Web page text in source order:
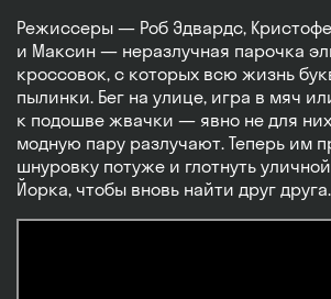
Режиссеры — Роб Эдвардс,
и Максин — неразлучная парочка
кроссовок, с которых всю жизнь
пылинки. Бег на улице, игра в мяч
к подошве жвачки — явно не для
модную пару разлучают. Теперь им
шнуровку потуже и глотнуть
Йорка, чтобы вновь найти друг друга.